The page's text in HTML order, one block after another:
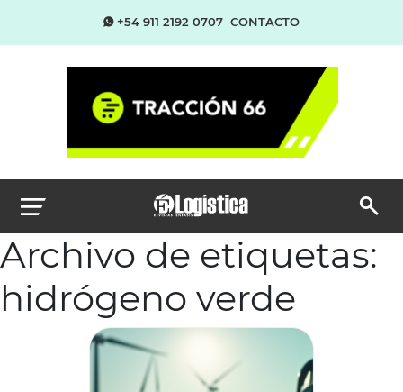
+54 911 2192 0707 CONTACTO
Archivo de etiquetas:
hidrógeno verde